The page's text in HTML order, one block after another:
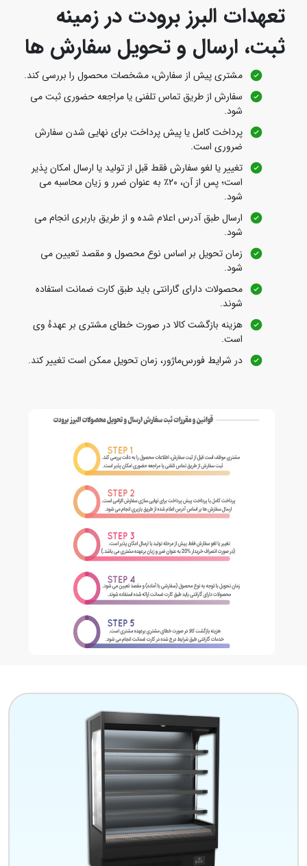
تعهدات البرز برودت در زمینه
ثبت، ارسال و تحویل سفارش‌ ها
مشتری پیش از سفارش، مشخصات محصول را بررسی کند.
سفارش از طریق تماس تلفنی یا مراجعه حضوری ثبت می‌
شود.
پرداخت کامل یا پیش‌ پرداخت برای نهایی شدن سفارش
ضروری است.
تغییر یا لغو سفارش فقط قبل از تولید یا ارسال امکان‌ پذیر
است؛ پس از آن، ۲۰٪ به عنوان ضرر و زیان محاسبه می‌
شود.
ارسال طبق آدرس اعلام شده و از طریق باربری انجام می‌
شود.
زمان تحویل بر اساس نوع محصول و مقصد تعیین می‌
شود.
محصولات دارای گارانتی باید طبق کارت ضمانت استفاده
شوند.
هزینه بازگشت کالا در صورت خطای مشتری بر عهدهٔ وی
است.
در شرایط فورس‌ماژور، زمان تحویل ممکن است تغییر کند.